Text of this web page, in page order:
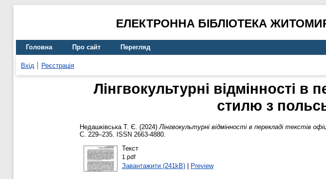
ЕЛЕКТРОННА БІБЛІОТЕКА
Головна Про сайт Перегляд
Вхід Реєстрація
Лінгвокультурні відмінності в
стилю з
Недашківська Т. Є. (2024)Лінгвокультурні відмінності в перекладі текстів
С. 229–235. ISSN 2663-4880.
Текст
1.pdf
Завантажити (241kB)| Preview